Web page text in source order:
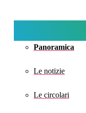
Panoramica
Le notizie
Le circolari